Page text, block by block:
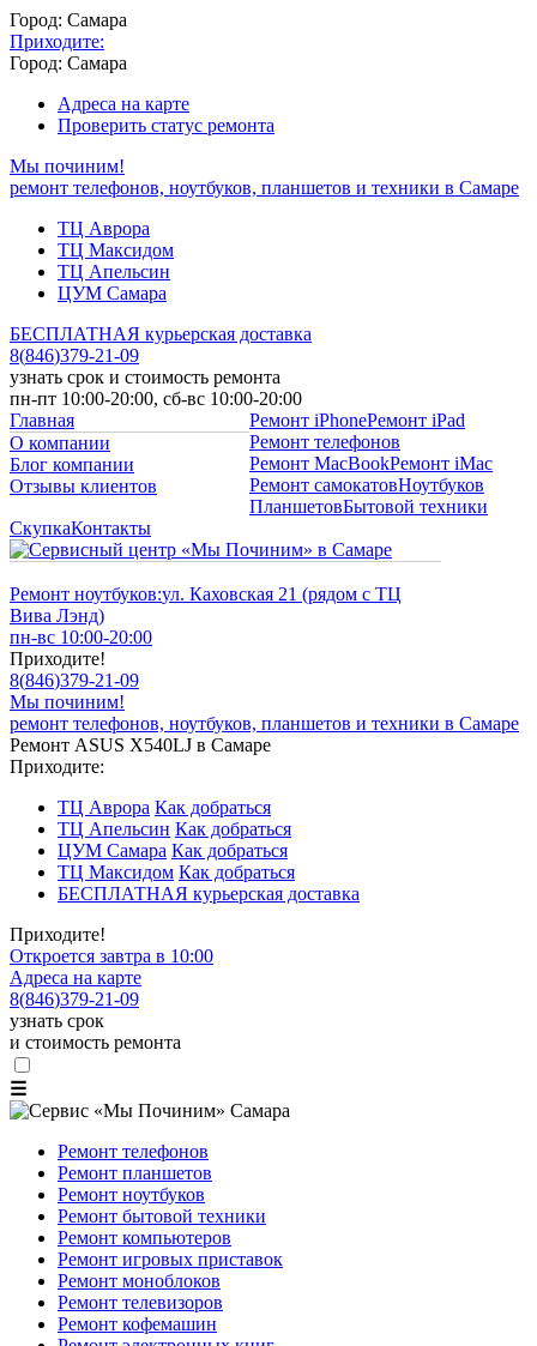
Город: Самара
Приходите:
Город: Самара
Адреса на карте
Проверить статус ремонта
Мы починим!
ремонт телефонов, ноутбуков, планшетов и техники в Самаре
ТЦ Аврора
ТЦ Максидом
ТЦ Апельсин
ЦУМ Самара
БЕСПЛАТНАЯ курьерская доставка
8(846)379-21-09
узнать срок и стоимость ремонта
пн-пт 10:00-20:00, сб-вс 10:00-20:00
Главная
О компании
Блог компании
Отзывы клиентов
Ремонт iPhoneРемонт iPad
Ремонт телефонов
Ремонт MacBookРемонт iMac
Ремонт самокатовНоутбуков
ПланшетовБытовой техники
СкупкаКонтакты
Ремонт ноутбуков:ул. Каховская 21 (рядом с ТЦ
Вива Лэнд)
пн-вс 10:00-20:00
Приходите!
8(846)379-21-09
Мы починим!
ремонт телефонов, ноутбуков, планшетов и техники в Самаре
Ремонт ASUS X540LJ в Самаре
Приходите:
ТЦ Аврора Как добраться
ТЦ Апельсин Как добраться
ЦУМ Самара Как добраться
ТЦ Максидом Как добраться
БЕСПЛАТНАЯ курьерская доставка
Приходите!
Откроется завтра в 10:00
Адреса на карте
8(846)379-21-09
узнать срок
и стоимость ремонта
☰
Ремонт телефонов
Ремонт планшетов
Ремонт ноутбуков
Ремонт бытовой техники
Ремонт компьютеров
Ремонт игровых приставок
Ремонт моноблоков
Ремонт телевизоров
Ремонт кофемашин